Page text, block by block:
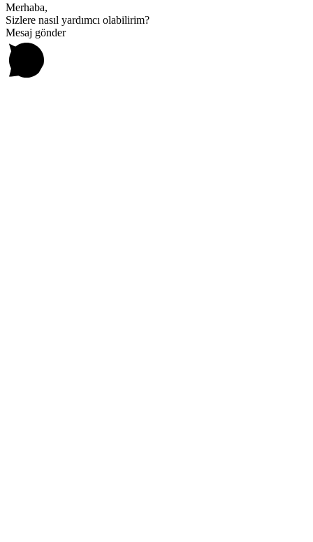
Merhaba,
Sizlere nasıl yardımcı olabilirim?
Mesaj gönder